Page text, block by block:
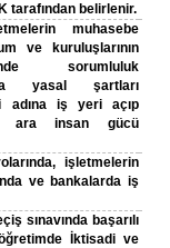
tarafından belirlenir.
muhasebe
ve kuruluşlarının
sorumluluk
yasal şartları
adına iş yeri açıp
ara insan gücü
işletmelerin
ve bankalarda iş
sınavında başarılı
İktisadi ve